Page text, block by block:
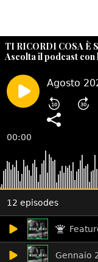
TI RICORDI COSA È
Ascolta il podcast con